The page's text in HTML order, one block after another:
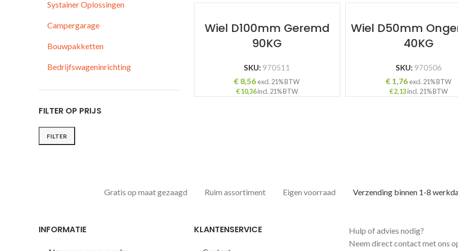
Systainer Oplossingen
Campergarage
Bouwpakketten
Bedrijfswageninrichting
FILTER OP PRIJS
Min.
Max.
FILTER
Wiel D100mm Geremd
90KG
SKU: 970511
€ 8,56 excl. 21% BTW
€10,36incl. 21% BTW
Wiel D50mm
40KG
SKU: 970506
€ 1,76 excl. 21% BTW
€2,13incl. 21% BTW
Gratis op maat gezaagd Ruim assortiment Eigen voorraad Verzending binnen 1-8
INFORMATIE KLANTENSERVICE
Hulp of advies nodig?
Neem direct contact met ons